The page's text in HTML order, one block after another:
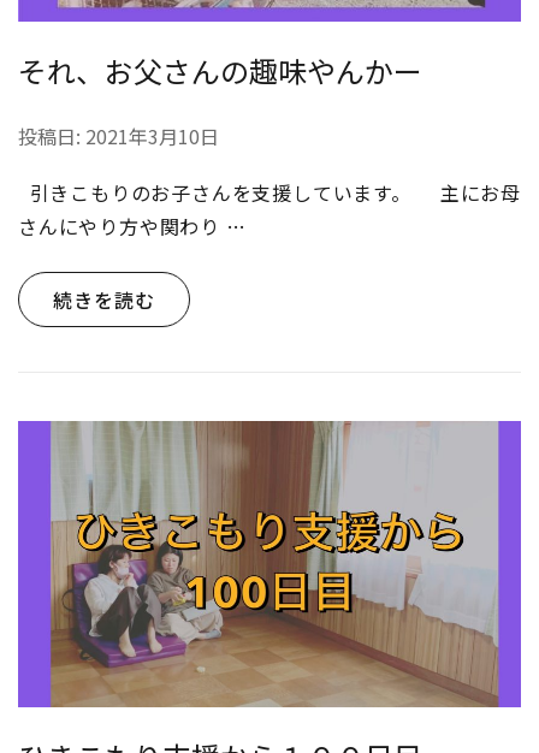
それ、お父さんの趣味やんかー
投稿日: 2021年3月10日
引きこもりのお子さんを支援しています。 主にお母
さんにやり方や関わり …
続きを読む